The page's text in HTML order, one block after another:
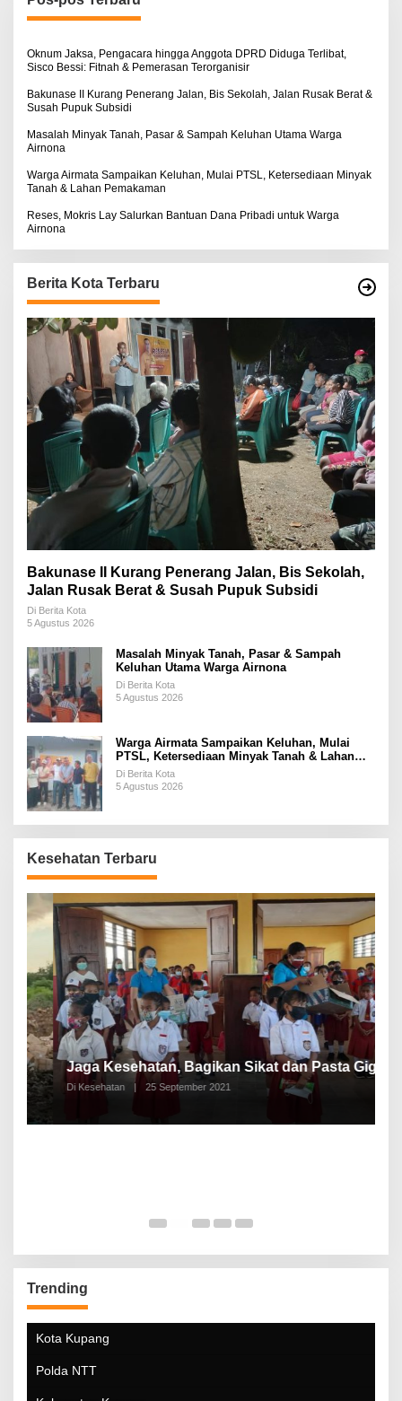
u
:Oknum Jaksa, Pengacara hingga Anggota DPRD Diduga Terlibat,
Sisco Bessi: Fitnah & Pemerasan Terorganisir
Bakunase II Kurang Penerang Jalan, Bis Sekolah, Jalan Rusak Berat &
Susah Pupuk Subsidi
Masalah Minyak Tanah, Pasar & Sampah Keluhan Utama Warga
Airnona
Warga Airmata Sampaikan Keluhan, Mulai PTSL, Ketersediaan Minyak
Tanah & Lahan Pemakaman
Reses, Mokris Lay Salurkan Bantuan Dana Pribadi untuk Warga
Airnona
Berita Kota Terbaru
Bakunase II Kurang Penerang Jalan, Bis Sekolah,
Jalan Rusak Berat & Susah Pupuk Subsidi
Di Berita Kota
5 Agustus 2026
Masalah Minyak Tanah, Pasar & Sampah
Keluhan Utama Warga Airnona
Di Berita Kota
5 Agustus 2026
Warga Airmata Sampaikan Keluhan, Mulai
PTSL, Ketersediaan Minyak Tanah & Lahan
Pemakaman
Di Berita Kota
5 Agustus 2026
Kesehatan Terbaru
Jaga Kesehatan, Bagikan Sikat dan Pasta Gigi
Di Kesehatan | 25 September 2021
Trending
Kota Kupang
Polda NTT